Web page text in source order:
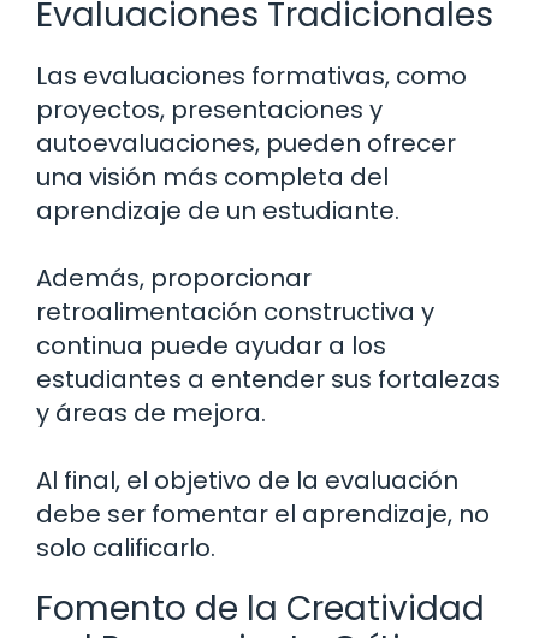
Evaluaciones Tradicionales
Las evaluaciones formativas, como
proyectos, presentaciones y
autoevaluaciones, pueden ofrecer
una visión más completa del
aprendizaje de un estudiante.
Además, proporcionar
retroalimentación constructiva y
continua puede ayudar a los
estudiantes a entender sus fortalezas
y áreas de mejora.
Al final, el objetivo de la evaluación
debe ser fomentar el aprendizaje, no
solo calificarlo.
Fomento de la Creatividad